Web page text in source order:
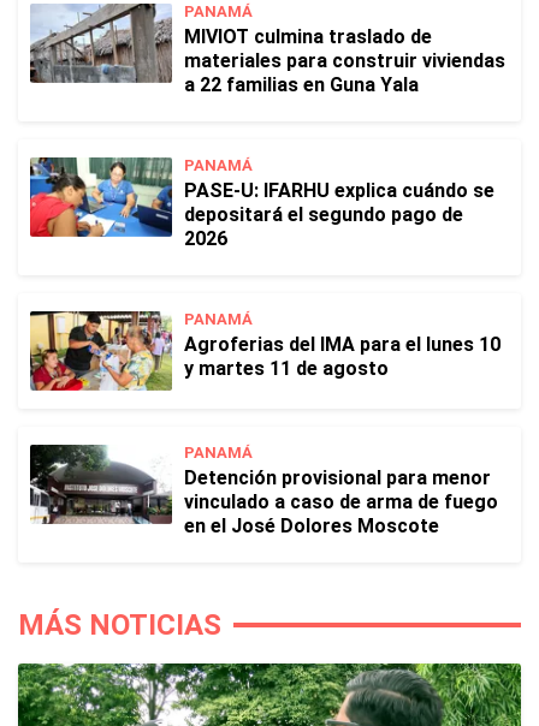
PANAMÁ
MIVIOT culmina traslado de
materiales para construir viviendas
a 22 familias en Guna Yala
PANAMÁ
PASE-U: IFARHU explica cuándo se
depositará el segundo pago de
2026
PANAMÁ
Agroferias del IMA para el lunes 10
y martes 11 de agosto
PANAMÁ
Detención provisional para menor
vinculado a caso de arma de fuego
en el José Dolores Moscote
MÁS NOTICIAS